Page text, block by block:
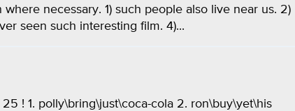
necessary. 1) such people also live near us. 2)
seen such interesting film. 4)...
! 1. polly\bring\just\coca-cola 2. ron\buy\yet\his